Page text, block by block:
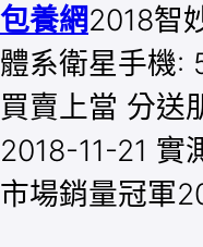
包養網2018智
體系衛星手機:
買賣上當 分送
2018-11-21 實
市場銷量冠軍